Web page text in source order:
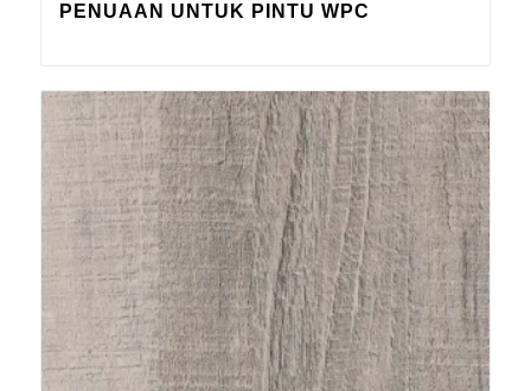
PENUAAN UNTUK PINTU WPC